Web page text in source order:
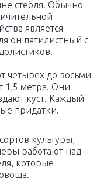
стебля. Обычно
является
он пятилистный с
четырех до восьми
1,5 метра. Они
куст. Каждый
придатки.
культуры,
работают над
которые